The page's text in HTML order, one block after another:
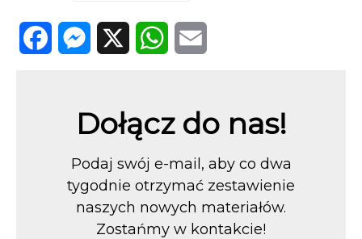
Dołącz do nas!
Podaj swój e-mail, aby co dwa
tygodnie otrzymać zestawienie
naszych nowych materiałów.
Zostańmy w kontakcie!